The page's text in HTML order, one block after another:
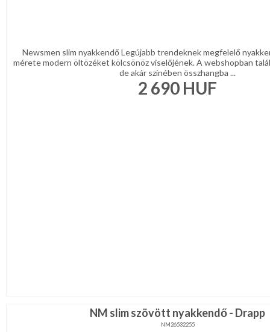
Newsmen slim nyakkendő Legújabb trendeknek megfelelő
mérete modern öltözéket kölcsönöz viselőjének. A webshopban
de akár színében összhangba ...
2 690 HUF
NM slim szövött nyakkendő - Drapp
NM26532255